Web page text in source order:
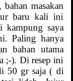
masakan
baru kali ini
kampung saya
Paling hanya
bahan utama
;-). Di resep ini
50 gr saja ( di